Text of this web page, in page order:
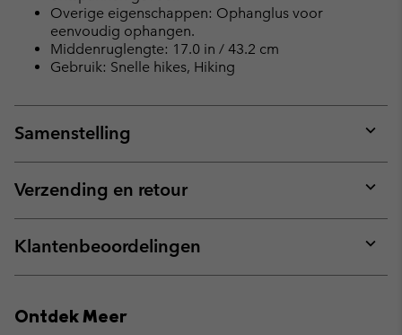
Overige eigenschappen: Ophanglus voor
eenvoudig ophangen.
Middenruglengte: 17.0 in / 43.2 cm
Gebruik: Snelle hikes, Hiking
Samenstelling
or
Verzending en retour
or
Klantenbeoordelingen
or
Ontdek Meer